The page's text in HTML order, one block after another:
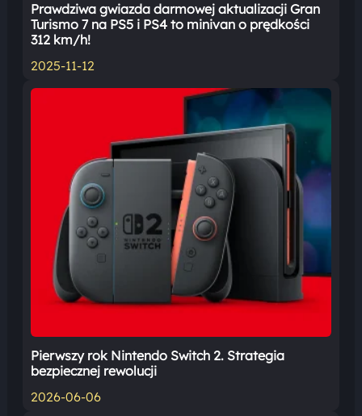
Prawdziwa gwiazda darmowej aktualizacji Gran
Turismo 7 na PS5 i PS4 to minivan o prędkości
312 km/h!
2025-11-12
Pierwszy rok Nintendo Switch 2. Strategia
bezpiecznej rewolucji
2026-06-06